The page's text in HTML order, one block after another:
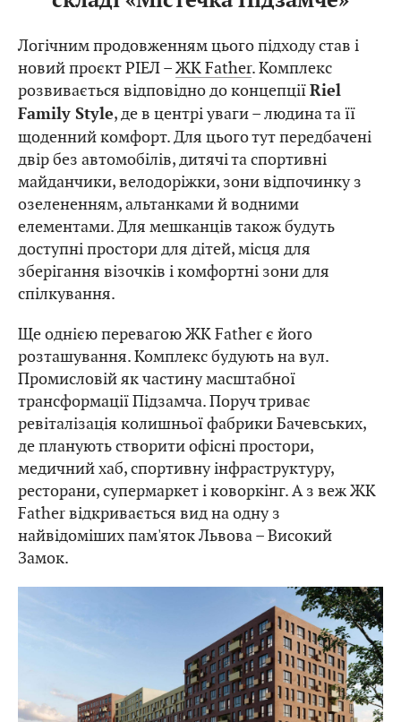
Логічним продовженням цього підходу став і
новий проєкт РІЕЛ –ЖК Father. Комплекс
розвивається відповідно до концепціїRiel
Family Style, де в центрі уваги – людина та її
щоденний комфорт. Для цього тут передбачені
двір без автомобілів, дитячі та спортивні
майданчики, велодоріжки, зони відпочинку з
озелененням, альтанками й водними
елементами. Для мешканців також будуть
доступні простори для дітей, місця для
зберігання візочків і комфортні зони для
спілкування.
Ще однією перевагою ЖК Father є його
розташування. Комплекс будують на вул.
Промисловій як частину масштабної
трансформації Підзамча. Поруч триває
ревіталізація колишньої фабрики Бачевських,
де планують створити офісні простори,
медичний хаб, спортивну інфраструктуру,
ресторани, супермаркет і коворкінг. А з веж ЖК
Father відкривається вид на одну з
найвідоміших пам'яток Львова – Високий
Замок.